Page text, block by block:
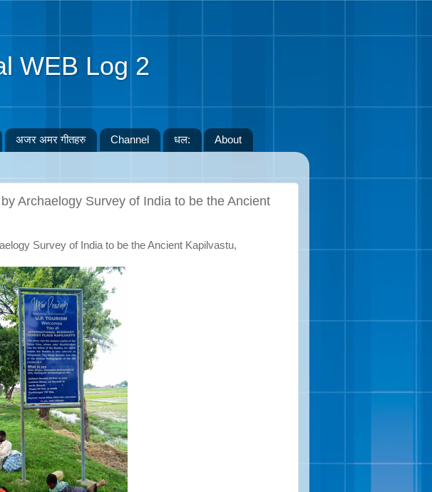
WEB Log 2
अजर अमर गीतहरु Channel धल: About
Archaelogy Survey of India to be the Ancient
Survey of India to be the Ancient Kapilvastu,